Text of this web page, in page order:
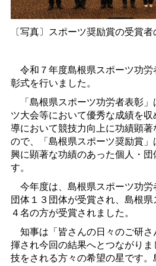
〔写真〕スポーツ奨励賞の受賞
令和７年度島根県スポーツ功
彰式を行いました。
「島根県スポーツ功労者表彰
ツ大会等において優秀な成績を
導において競技力向上に功績顕
ので、「島根県スポーツ奨励賞
興に顕著な功績のあった個人・
す。
今年度は、島根県スポーツ功労
団体１３団体が受賞され、島根
４名の方が受賞されました。
知事は「皆さんの日々のご研
揮され今回の結果へとつながり
技をされる方々の希望の星です。